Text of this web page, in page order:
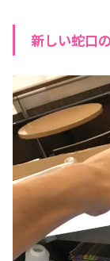
新しい蛇口